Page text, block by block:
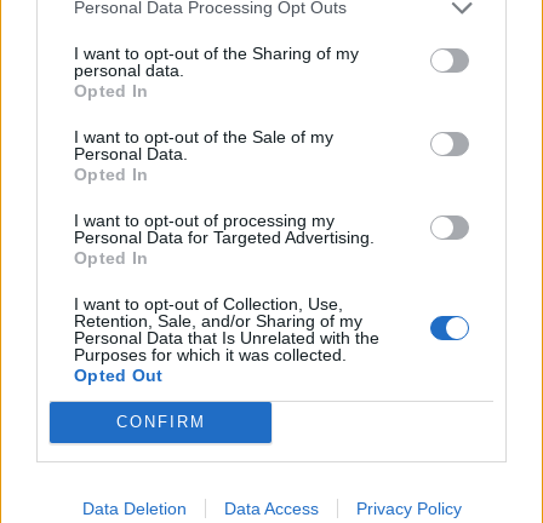
Personal Data Processing Opt Outs
I want to opt-out of the Sharing of my
personal data.
Opted In
I want to opt-out of the Sale of my
Personal Data.
Opted In
I want to opt-out of processing my
Personal Data for Targeted Advertising.
Opted In
I want to opt-out of Collection, Use,
Retention, Sale, and/or Sharing of my
Personal Data that Is Unrelated with the
Purposes for which it was collected.
Opted Out
CONFIRM
Data Deletion Data Access Privacy Policy
Rugby Viadana 1970
Rugby Petrarca
Mogliano Veneto Rugby
LA FORMULA DELLA SERIE A ELITE
Formazioni partecipanti: 9
Stagione regolare
(andata-ritorno) dal 07/08 ottobre 2023 al
13/14 aprile 2024
Play Off: 2 gironi da 3 squadre ciascuno
(Girone 1: 1a; 4a, 5a regular season; Girone 2:
2a, 3a, 6a regular season); 3 turni di gara il
maggio 2024